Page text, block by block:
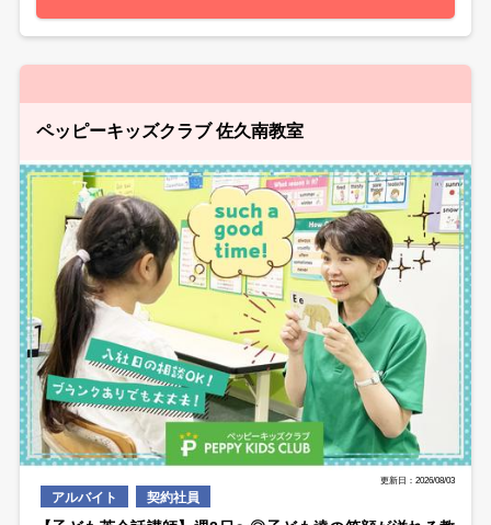
ペッピーキッズクラブ 佐久南教室
更新日：2026/08/03
アルバイト 契約社員